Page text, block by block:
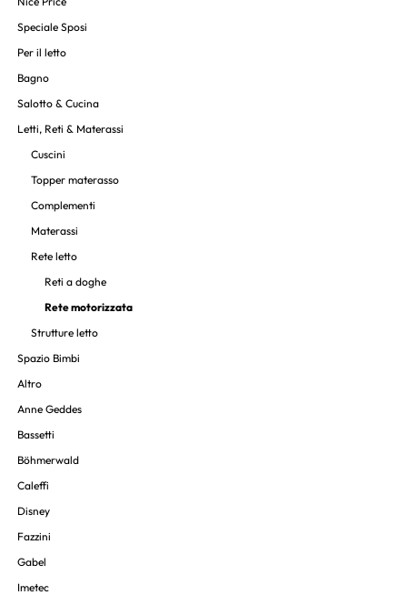
Speciale Sposi
Per il letto
Bagno
Salotto & Cucina
Letti, Reti & Materassi
Cuscini
Topper materasso
Complementi
Materassi
Rete letto
Reti a doghe
Rete motorizzata
Strutture letto
Spazio Bimbi
Altro
Anne Geddes
Bassetti
Böhmerwald
Caleffi
Disney
Fazzini
Gabel
Imetec